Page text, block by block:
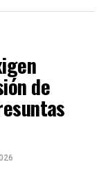
en Uruapan,
de
para
Desde
de las
el estado.
judicial el
Mientras
los
de